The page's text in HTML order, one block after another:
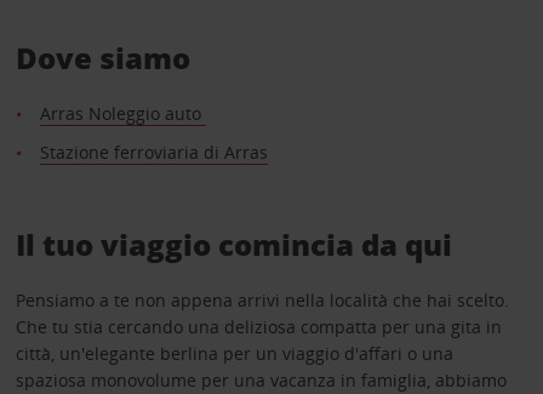
Dove siamo
Arras Noleggio auto
Stazione ferroviaria di Arras
Il tuo viaggio comincia da qui
Pensiamo a te non appena arrivi nella località che hai scelto.
Che tu stia cercando una deliziosa compatta per una gita in
città, un'elegante berlina per un viaggio d'affari o una
spaziosa monovolume per una vacanza in famiglia, abbiamo